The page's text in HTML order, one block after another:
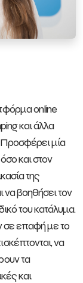
online
και άλλα
Προσφέρει μία
και στον
της
να βοηθήσει τον
του κατάλυμα.
σε επαφή με το
να
τα
και